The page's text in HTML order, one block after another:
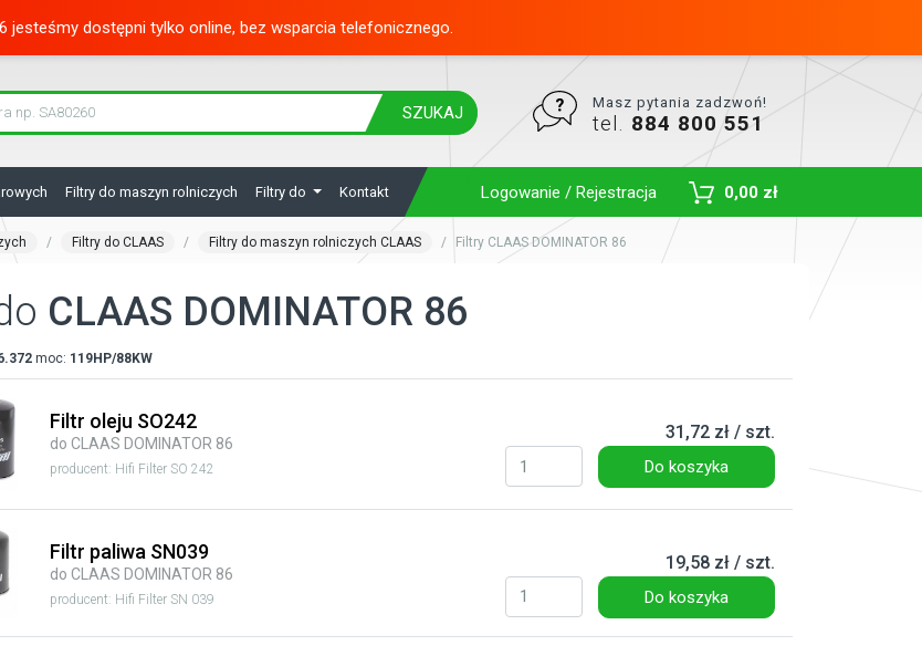
jesteśmy dostępni tylko online, bez wsparcia telefonicznego.
SZUKAJ
Masz pytania zadzwoń!
tel. 884 800 551
Filtry do maszyn rolniczych Filtry do Kontakt Logowanie / Rejestracja 0,00 zł
Filtry do CLAAS Filtry do maszyn rolniczych CLAAS Filtry CLAAS DOMINATOR 86
CLAAS DOMINATOR 86
moc: 119HP/88KW
Filtr oleju SO242
do CLAAS DOMINATOR 86
producent: Hifi Filter SO 242
31,72 zł / szt.
Do koszyka
Filtr paliwa SN039
do CLAAS DOMINATOR 86
producent: Hifi Filter SN 039
19,58 zł / szt.
Do koszyka